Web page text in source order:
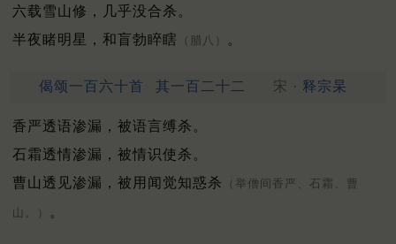
六载雪山修，几乎没合杀。
半夜睹明星，和盲勃睟瞎
（腊八） 。
偈颂一百六十首 其一百二十二 宋 · 释宗杲
香严透语渗漏，被语言缚杀。
石霜透情渗漏，被情识使杀。
曹山透见渗漏，被用闻觉知惑杀
（举僧间香严、石霜、曹
山。） 。